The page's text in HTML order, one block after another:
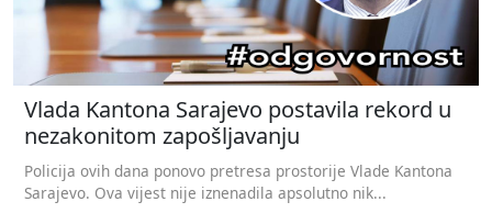
Vlada Kantona Sarajevo postavila rekord u
nezakonitom zapošljavanju
Policija ovih dana ponovo pretresa prostorije Vlade Kantona
Sarajevo. Ova vijest nije iznenadila apsolutno nik...